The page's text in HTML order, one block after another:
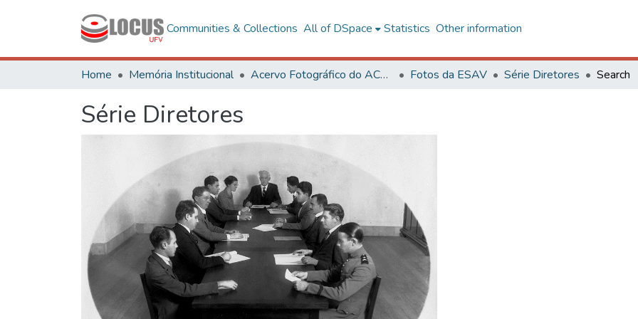
Communities & Collections All of DSpace Statistics Other information
Home Memória Institucional Acervo Fotográfico do ACH-UFV Fotos da ESAV Série Diretores Search
Série Diretores